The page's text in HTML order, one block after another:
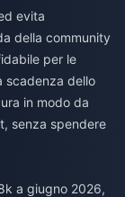
evita
della community
per le
scadenza dello
in modo da
senza spendere
a giugno 2026,